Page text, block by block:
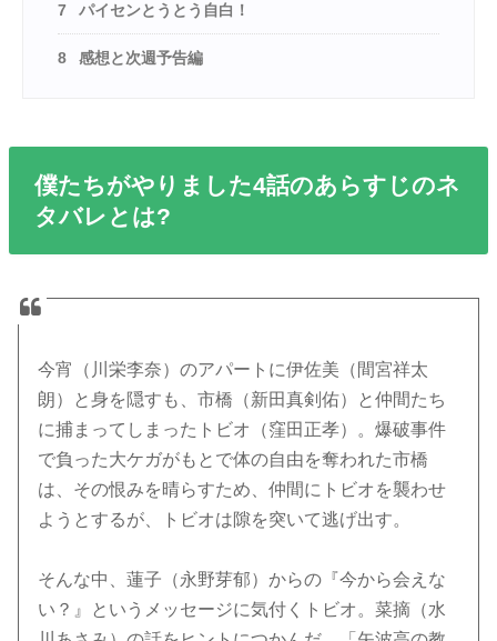
7 パイセンとうとう自白！
8 感想と次週予告編
僕たちがやりました4話のあらすじのネ
タバレとは?
今宵（川栄李奈）のアパートに伊佐美（間宮祥太
朗）と身を隠すも、市橋（新田真剣佑）と仲間たち
に捕まってしまったトビオ（窪田正孝）。爆破事件
で負った大ケガがもとで体の自由を奪われた市橋
は、その恨みを晴らすため、仲間にトビオを襲わせ
ようとするが、トビオは隙を突いて逃げ出す。
そんな中、蓮子（永野芽郁）からの『今から会えな
い？』というメッセージに気付くトビオ。菜摘（水